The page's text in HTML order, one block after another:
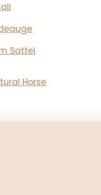
Sattel
Horse